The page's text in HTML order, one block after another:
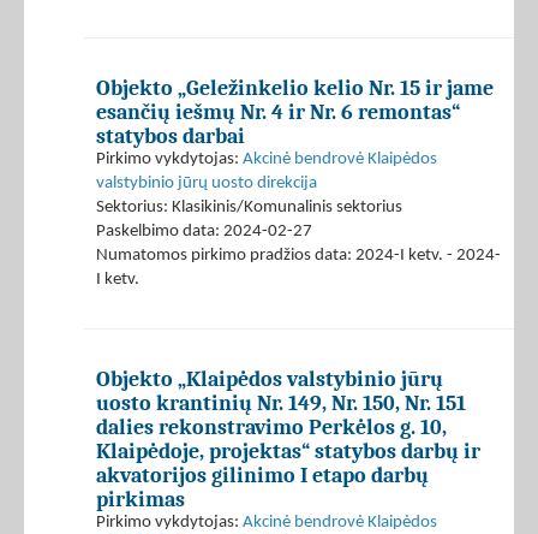
Objekto „Geležinkelio kelio Nr. 15 ir jame
esančių iešmų Nr. 4 ir Nr. 6 remontas“
statybos darbai
Pirkimo vykdytojas: Akcinė bendrovė Klaipėdos
valstybinio jūrų uosto direkcija
Sektorius: Klasikinis/Komunalinis sektorius
Paskelbimo data: 2024-02-27
Numatomos pirkimo pradžios data: 2024-I ketv. - 2024-
I ketv.
Objekto „Klaipėdos valstybinio jūrų
uosto krantinių Nr. 149, Nr. 150, Nr. 151
dalies rekonstravimo Perkėlos g. 10,
Klaipėdoje, projektas“ statybos darbų ir
akvatorijos gilinimo I etapo darbų
pirkimas
Pirkimo vykdytojas: Akcinė bendrovė Klaipėdos